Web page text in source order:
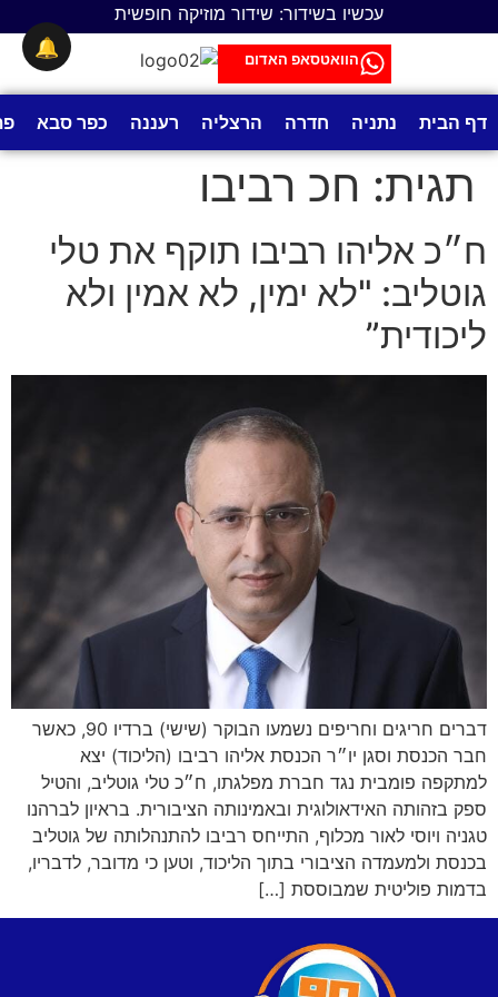
עכשיו בשידור: שידור מוזיקה חופשית
הוואטסאפ האדום
דף הבית נתניה חדרה הרצליה רעננה כפר סבא
תגית: חכ רביבו
ח״כ אליהו רביבו תוקף את טלי
גוטליב: "לא ימין, לא אמין ולא
ליכודית”
דברים חריגים וחריפים נשמעו הבוקר (שישי) ברדיו 90, כאשר
חבר הכנסת וסגן יו״ר הכנסת אליהו רביבו (הליכוד) יצא
למתקפה פומבית נגד חברת מפלגתו, ח״כ טלי גוטליב, והטיל
ספק בזהותה האידאולוגית ובאמינותה הציבורית. בראיון לברהנו
טגניה ויוסי לאור מכלוף, התייחס רביבו להתנהלותה של גוטליב
בכנסת ולמעמדה הציבורי בתוך הליכוד, וטען כי מדובר, לדבריו,
בדמות פוליטית שמבוססת […]
🔔